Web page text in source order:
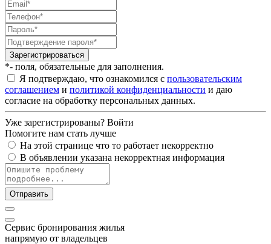
Зарегистрироваться
*- поля, обязательные для заполнения.
Я подтверждаю, что ознакомился с пользовательским
соглашением и политикой конфиденциальности и даю
согласие на обработку персональных данных.
Уже зарегистрированы? Войти
Помогите нам стать лучше
На этой странице что то работает некорректно
В объявлении указана некорректная информация
Отправить
Cервис бронирования жилья
напрямую от владельцев